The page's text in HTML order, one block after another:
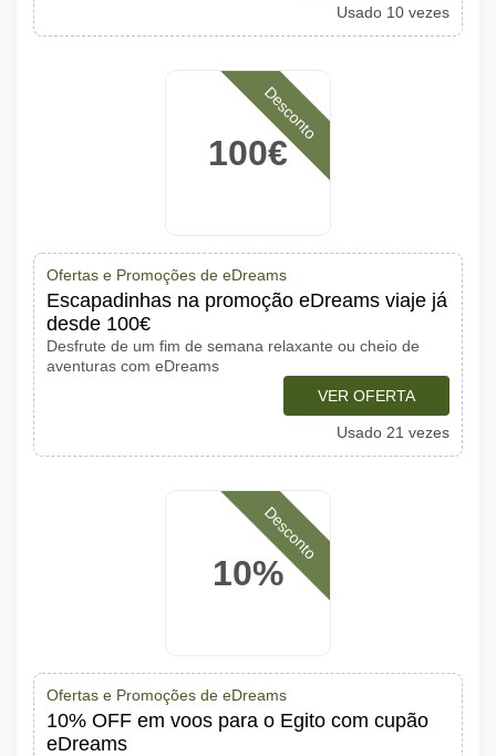
Usado 10 vezes
100€
Desconto
Ofertas e Promoções de eDreams
Escapadinhas na promoção eDreams viaje já
desde 100€
Desfrute de um fim de semana relaxante ou cheio de
aventuras com eDreams
VER OFERTA
Usado 21 vezes
10%
Desconto
Ofertas e Promoções de eDreams
10% OFF em voos para o Egito com cupão
eDreams